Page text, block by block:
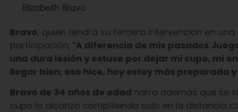
Elizabeth Bravo
Bravo, quien tendrá su tercera intervención en
participación. “A diferencia de mis pasados
una dura lesión y estuve por dejar mi cupo, mi
llegar bien; eso hice, hoy estoy más preparada
Bravo de 34 años de edad narra además que se
cupo lo alcanzo compitiendo solo en la distancia